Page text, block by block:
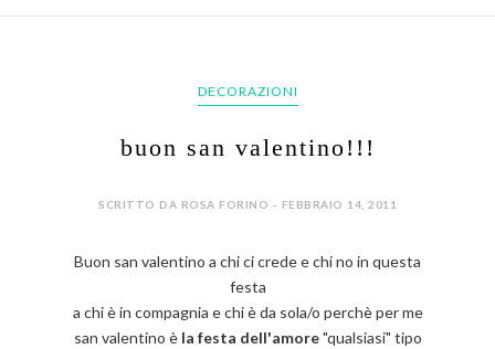
DECORAZIONI
buon san valentino!!!
SCRITTO DA ROSA FORINO - FEBBRAIO 14, 2011
Buon san valentino a chi ci crede e chi no in questa
festa
a chi è in compagnia e chi è da sola/o perchè per me
san valentino è la festa dell'amore"qualsiasi" tipo